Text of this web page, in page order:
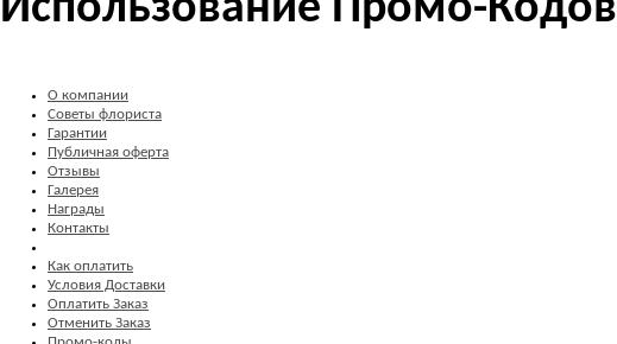
О компании
Советы флориста
Гарантии
Публичная оферта
Отзывы
Галерея
Награды
Контакты
Как оплатить
Условия Доставки
Оплатить Заказ
Отменить Заказ